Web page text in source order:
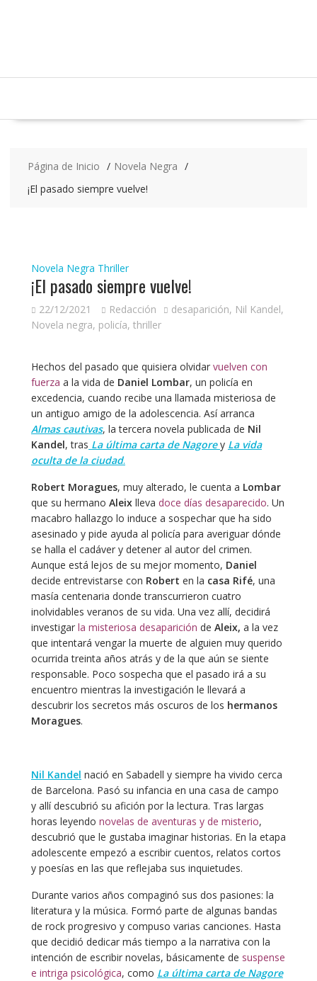
Página de Inicio
Novela Negra
¡El pasado siempre vuelve!
Novela Negra Thriller
¡El pasado siempre vuelve!
22/12/2021 Redacción desaparición, Nil Kandel,
Novela negra, policía, thriller
Hechos del pasado que quisiera olvidar vuelven con
fuerza a la vida de Daniel Lombar, un policía en
excedencia, cuando recibe una llamada misteriosa de
un antiguo amigo de la adolescencia. Así arranca
Almas cautivas, la tercera novela publicada de Nil
Kandel, tras La última carta de Nagorey La vida
oculta de la ciudad.
Robert Moragues, muy alterado, le cuenta a Lombar
que su hermano Aleix lleva doce días desaparecido. Un
macabro hallazgo lo induce a sospechar que ha sido
asesinado y pide ayuda al policía para averiguar dónde
se halla el cadáver y detener al autor del crimen.
Aunque está lejos de su mejor momento, Daniel
decide entrevistarse con Robert en la casa Rifé, una
masía centenaria donde transcurrieron cuatro
inolvidables veranos de su vida. Una vez allí, decidirá
investigarla misteriosa desaparición de Aleix, a la vez
que intentará vengar la muerte de alguien muy querido
ocurrida treinta años atrás y de la que aún se siente
responsable. Poco sospecha que el pasado irá a su
encuentro mientras la investigación le llevará a
descubrir los secretos más oscuros de los hermanos
Moragues.
Nil Kandel nació en Sabadell y siempre ha vivido cerca
de Barcelona. Pasó su infancia en una casa de campo
y allí descubrió su afición por la lectura. Tras largas
horas leyendo novelas de aventuras y de misterio,
descubrió que le gustaba imaginar historias. En la etapa
adolescente empezó a escribir cuentos, relatos cortos
y poesías en las que reflejaba sus inquietudes.
Durante varios años compaginó sus dos pasiones: la
literatura y la música. Formó parte de algunas bandas
de rock progresivo y compuso varias canciones. Hasta
que decidió dedicar más tiempo a la narrativa con la
intención de escribir novelas, básicamente de suspense
e intriga psicológica, como La última carta de Nagore